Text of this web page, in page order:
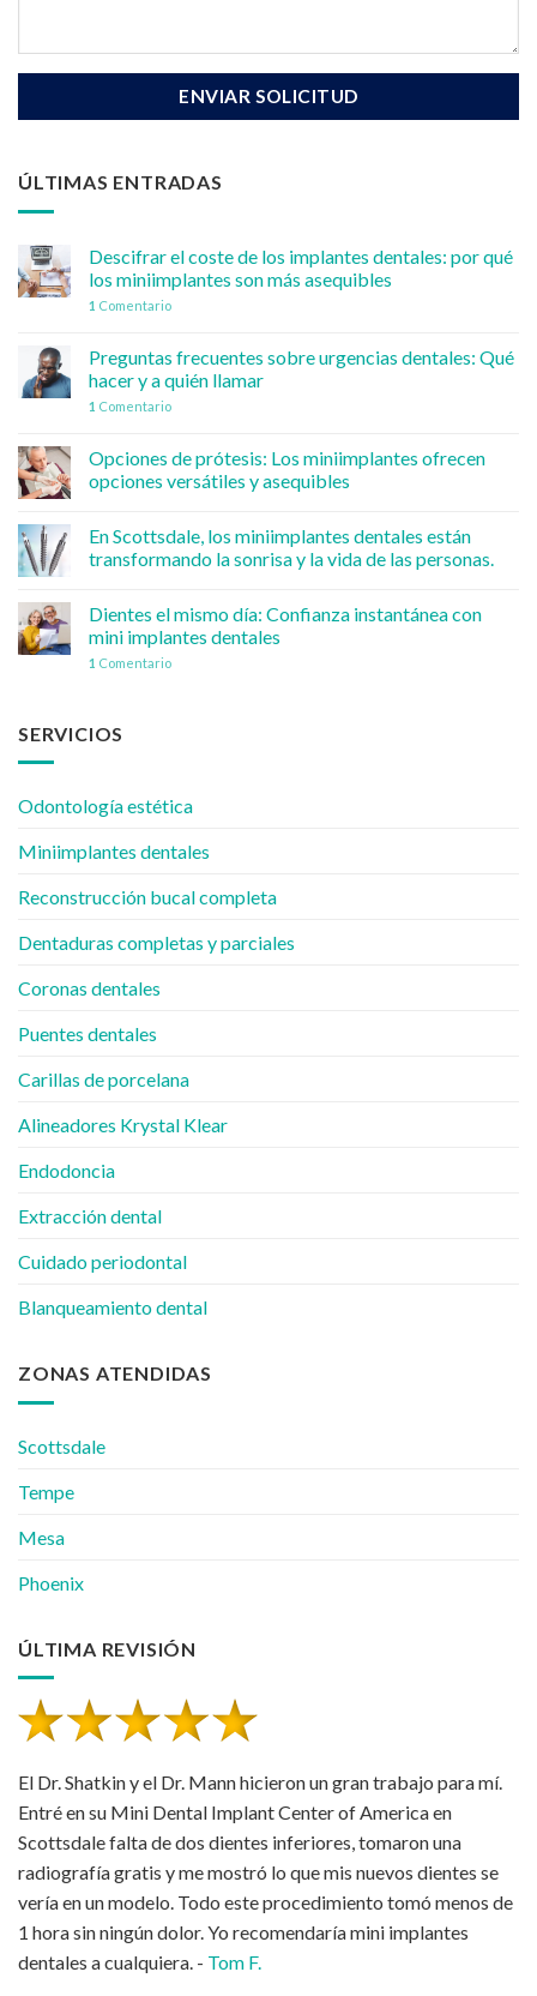
ÚLTIMAS ENTRADAS
Descifrar el coste de los implantes dentales: por qué
los miniimplantes son más asequibles
1 Comentario
Preguntas frecuentes sobre urgencias dentales: Qué
hacer y a quién llamar
1 Comentario
Opciones de prótesis: Los miniimplantes ofrecen
opciones versátiles y asequibles
En Scottsdale, los miniimplantes dentales están
transformando la sonrisa y la vida de las personas.
Dientes el mismo día: Confianza instantánea con
mini implantes dentales
1 Comentario
SERVICIOS
Odontología estética
Miniimplantes dentales
Reconstrucción bucal completa
Dentaduras completas y parciales
Coronas dentales
Puentes dentales
Carillas de porcelana
Alineadores Krystal Klear
Endodoncia
Extracción dental
Cuidado periodontal
Blanqueamiento dental
ZONAS ATENDIDAS
Scottsdale
Tempe
Mesa
Phoenix
ÚLTIMA REVISIÓN
El Dr. Shatkin y el Dr. Mann hicieron un gran trabajo para mí.
Entré en su Mini Dental Implant Center of America en
Scottsdale falta de dos dientes inferiores, tomaron una
radiografía gratis y me mostró lo que mis nuevos dientes se
vería en un modelo. Todo este procedimiento tomó menos de
1 hora sin ningún dolor. Yo recomendaría mini implantes
dentales a cualquiera. - Tom F.